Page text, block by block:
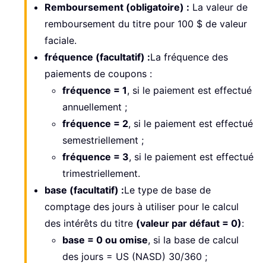
Remboursement (obligatoire) : La valeur de
remboursement du titre pour 100 $ de valeur
faciale.
fréquence (facultatif) :La fréquence des
paiements de coupons :
fréquence = 1, si le paiement est effectué
annuellement ;
fréquence = 2, si le paiement est effectué
semestriellement ;
fréquence = 3, si le paiement est effectué
trimestriellement.
base (facultatif) :Le type de base de
comptage des jours à utiliser pour le calcul
des intérêts du titre (valeur par défaut = 0):
base = 0 ou omise, si la base de calcul
des jours = US (NASD) 30/360 ;